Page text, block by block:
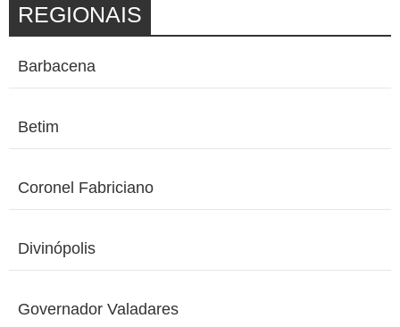
REGIONAIS
Barbacena
Betim
Coronel Fabriciano
Divinópolis
Governador Valadares